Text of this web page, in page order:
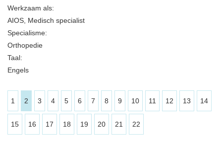
Werkzaam als:
AIOS, Medisch specialist
Specialisme:
Orthopedie
Taal:
Engels
1 2 3 4 5 6 7 8 9 10 11 12 13 14
15 16 17 18 19 20 21 22